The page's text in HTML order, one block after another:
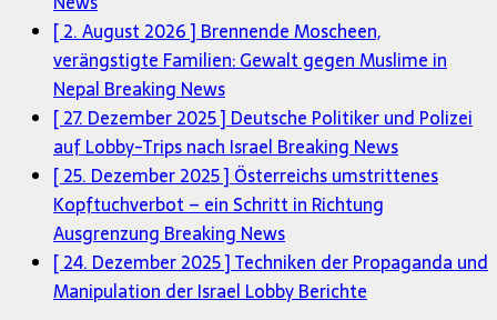
[ 2. August 2026 ] Brennende Moscheen,
verängstigte Familien: Gewalt gegen Muslime in
Nepal Breaking News
[ 27. Dezember 2025 ] Deutsche Politiker und Polizei
auf Lobby-Trips nach Israel Breaking News
[ 25. Dezember 2025 ] Österreichs umstrittenes
Kopftuchverbot – ein Schritt in Richtung
Ausgrenzung Breaking News
[ 24. Dezember 2025 ]Techniken der Propaganda und
Manipulation der Israel LobbyBerichte